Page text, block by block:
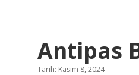
Antipas
Tarih: Kasım 8, 2024